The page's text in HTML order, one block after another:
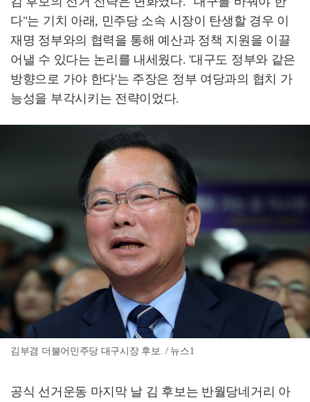
다"는 기치 아래, 민주당 소속 시장이 탄생할 경우 이
재명 정부와의 협력을 통해 예산과 정책 지원을 이끌
어낼 수 있다는 논리를 내세웠다. '대구도 정부와 같은
방향으로 가야 한다'는 주장은 정부 여당과의 협치 가
능성을 부각시키는 전략이었다.
김부겸 더불어민주당 대구시장 후보. / 뉴스1
공식 선거운동 마지막 날 김 후보는 반월당네거리 아